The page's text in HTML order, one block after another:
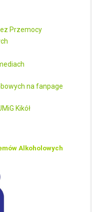
Przemocy
na fanpage
Kikół
Alkoholowych